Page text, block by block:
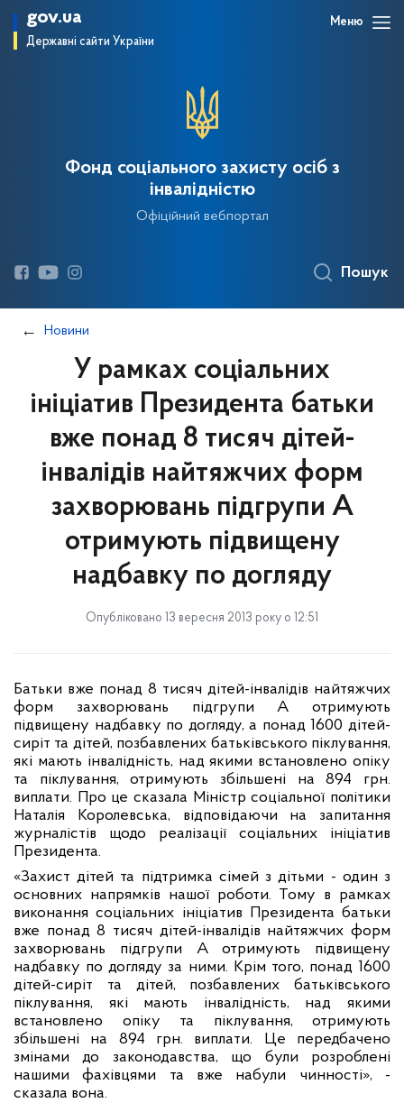
gov.ua
Державні сайти України
Меню
Фонд соціального захисту осіб з
інвалідністю
Офіційний вебпортал
Пошук
Новини
У рамках соціальних
ініціатив Президента батьки
вже понад 8 тисяч дітей-
інвалідів найтяжчих форм
захворювань підгрупи А
отримують підвищену
надбавку по догляду
Опубліковано 13 вересня 2013 року о 12:51
Батьки вже понад 8 тисяч дітей-інвалідів найтяжчих
форм захворювань підгрупи А отримують
підвищену надбавку по догляду, а понад 1600 дітей-
сиріт та дітей, позбавлених батьківського піклування,
які мають інвалідність, над якими встановлено опіку
та піклування, отримують збільшені на 894 грн.
виплати. Про це сказала Міністр соціальної політики
Наталія Королевська, відповідаючи на запитання
журналістів щодо реалізації соціальних ініціатив
Президента.
«Захист дітей та підтримка сімей з дітьми - один з
основних напрямків нашої роботи. Тому в рамках
виконання соціальних ініціатив Президента батьки
вже понад 8 тисяч дітей-інвалідів найтяжчих форм
захворювань підгрупи А отримують підвищену
надбавку по догляду за ними. Крім того, понад 1600
дітей-сиріт та дітей, позбавлених батьківського
піклування, які мають інвалідність, над якими
встановлено опіку та піклування, отримують
збільшені на 894 грн. виплати. Це передбачено
змінами до законодавства, що були розроблені
нашими фахівцями та вже набули чинності», -
сказала вона.